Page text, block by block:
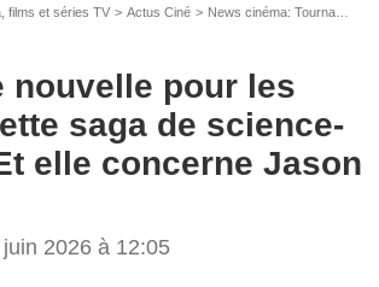
films et séries TV Actus Ciné News cinéma: Tournages
nouvelle pour les
saga de science-
elle concerne Jason
2026 à 12:05